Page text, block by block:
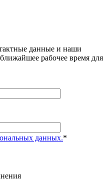
данные и наши
рабочее время для
данных.*